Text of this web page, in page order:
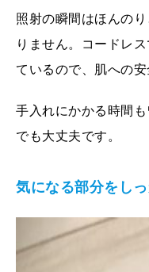
照射の瞬間はほんの
りません。コードレ
ているので、肌への安
手入れにかかる時間
でも大丈夫です。
気になる部分をし